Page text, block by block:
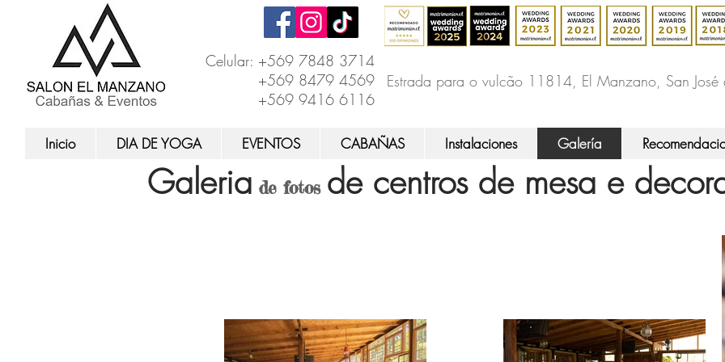
Celular: +569 7848 3714
+569 8479 4569
+569 9416 6116
Estrada para o vulcão 11814, El Manzano, San
Inicio DIA DE YOGA EVENTOS CABAÑAS Instalaciones Galería
Galeria de fotos de centros de mesa e